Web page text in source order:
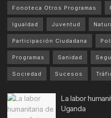
Fonoteca Otros Programas
Igualdad Juventud
Participación Ciudadana
Programas Sanidad
Sociedad Sucesos
La labor
Uganda